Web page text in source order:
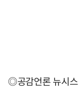
◎공감언론 뉴시스